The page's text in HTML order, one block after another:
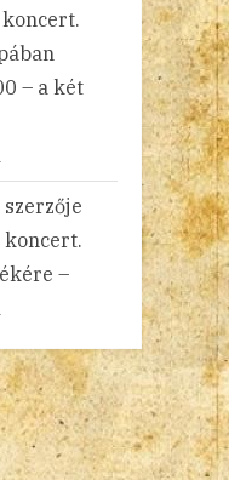
– a két
szerzője
koncert.
–